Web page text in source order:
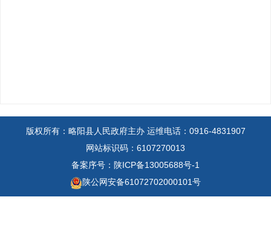
版权所有：略阳县人民政府主办 运维电话：0916-4831907
网站标识码：6107270013
备案序号：陕ICP备13005688号-1
陕公网安备61072702000101号